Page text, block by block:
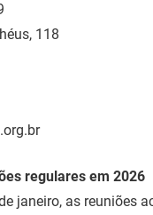
118
regulares em 2026
janeiro, as reuniões